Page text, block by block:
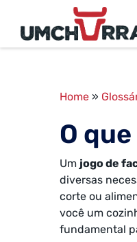
Home »
O
Um jogo de
diversas
corte ou
você um
fundamental